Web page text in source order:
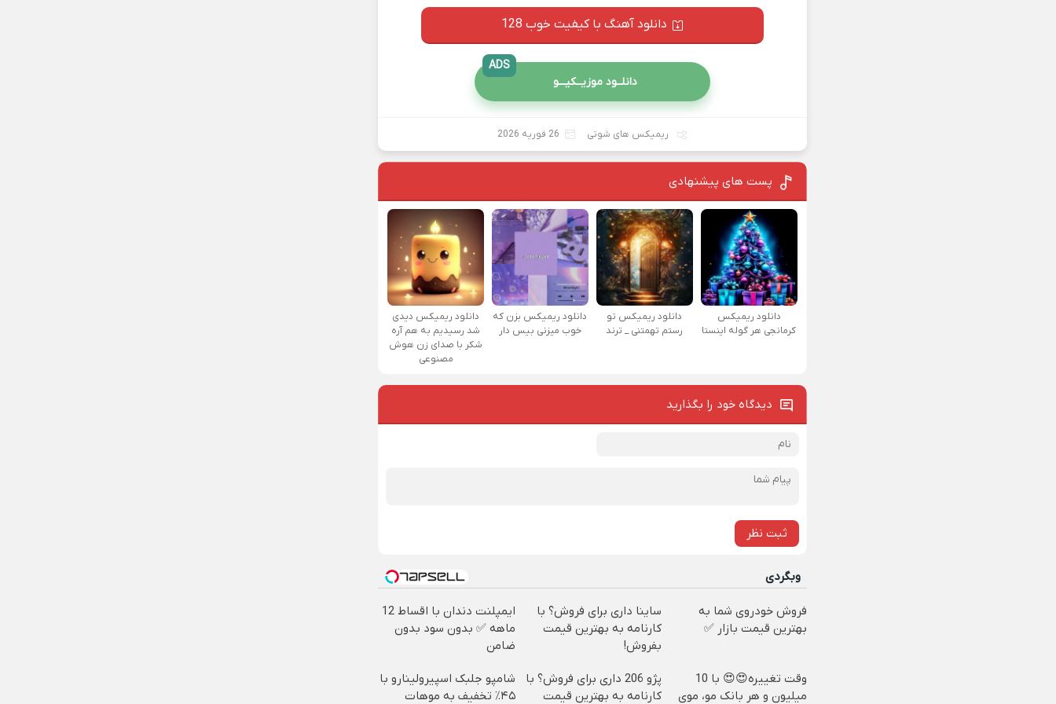
دانلود آهنگ با کیفیت خوب 128
دانلــود موزیــکیـــو
ADS
ریمیکس های شوتی 26 فوریه 2026
پست های پیشنهادی
دانلود ریمیکس
کرمانجی هر گوله اینستا
دانلود ریمیکس تو
رستم تهمتنی _ ترند
دانلود ریمیکس بزن که
خوب میزنی بیس دار
دانلود ریمیکس دیدی
شد رسیدیم به هم آره
شکر با صدای زن هوش
مصنوعی
دیدگاه خود را بگذارید
ثبت نظر
وبگردی
فروش خودروی شما به
بهترین قیمت بازار ✅
ساینا داری برای فروش؟ با
کارنامه به بهترین قیمت
بفروش!
ایمپلنت دندان با اقساط 12
ماهه ✅ بدون سود بدون
ضامن
وقت تغییره😍😍 با 10
میلیون و هر بانک مو، موی
پژو 206 داری برای فروش؟ با
کارنامه به بهترین قیمت
شامپو جلبک اسپیرولینارو با
۴۵٪ تخفیف به موهات